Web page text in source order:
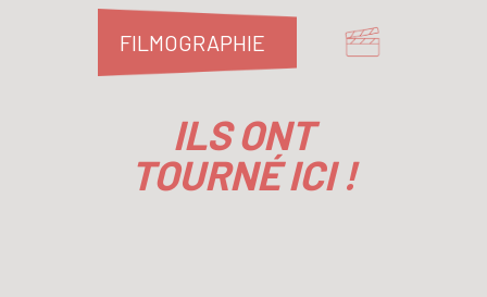
FILMOGRAPHIE
ILS ONT
TOURNÉ ICI !